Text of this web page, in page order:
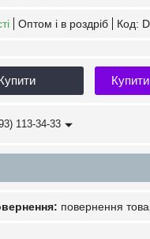
Оптом і в роздріб Код:
113-34-33
повернення